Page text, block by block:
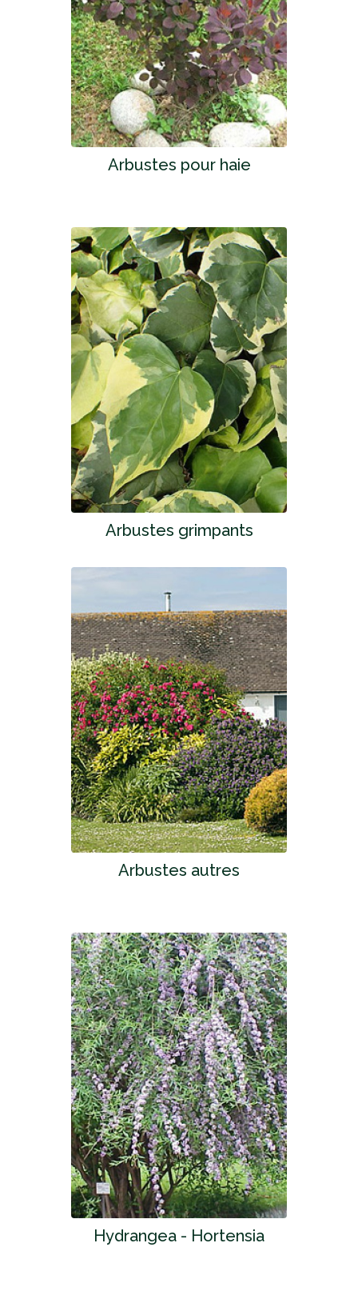
Arbustes pour haie
Arbustes grimpants
Arbustes autres
Hydrangea - Hortensia